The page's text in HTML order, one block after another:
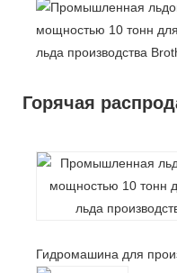
Горячая
Гидромашина для